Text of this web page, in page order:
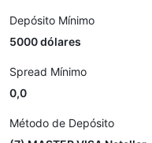
Depósito Mínimo
5000 dólares
Spread Mínimo
0,0
Método de Depósito